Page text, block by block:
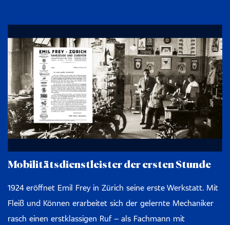
Mobilitätsdienstleister der ersten Stunde
1924 eröffnet Emil Frey in Zürich seine erste Werkstatt. Mit
Fleiß und Können erarbeitet sich der gelernte Mechaniker
rasch einen erstklassigen Ruf – als Fachmann mit